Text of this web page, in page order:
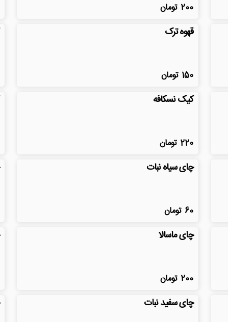
200 تومان
قهوه ترک
150 تومان
کیک نسکافه
220 تومان
چای سیاه نبات
60 تومان
چای ماسالا
200 تومان
چای سفید نبات